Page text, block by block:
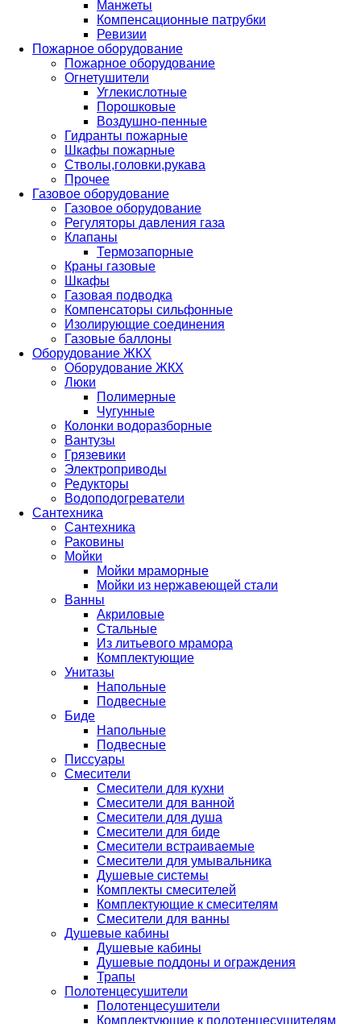
Манжеты
Компенсационные патрубки
Ревизии
Пожарное оборудование
Пожарное оборудование
Огнетушители
Углекислотные
Порошковые
Воздушно-пенные
Гидранты пожарные
Шкафы пожарные
Стволы,головки,рукава
Прочее
Газовое оборудование
Газовое оборудование
Регуляторы давления газа
Клапаны
Термозапорные
Краны газовые
Шкафы
Газовая подводка
Компенсаторы сильфонные
Изолирующие соединения
Газовые баллоны
Оборудование ЖКХ
Оборудование ЖКХ
Люки
Полимерные
Чугунные
Колонки водоразборные
Вантузы
Грязевики
Электроприводы
Редукторы
Водоподогреватели
Сантехника
Сантехника
Раковины
Мойки
Мойки мраморные
Мойки из нержавеющей стали
Ванны
Акриловые
Стальные
Из литьевого мрамора
Комплектующие
Унитазы
Напольные
Подвесные
Биде
Напольные
Подвесные
Писсуары
Смесители
Смесители для кухни
Смесители для ванной
Смесители для душа
Смесители для биде
Смесители встраиваемые
Смесители для умывальника
Душевые системы
Комплекты смесителей
Комплектующие к смесителям
Смесители для ванны
Душевые кабины
Душевые кабины
Душевые поддоны и ограждения
Трапы
Полотенцесушители
Полотенцесушители
Комплектующие к полотенцесушителям